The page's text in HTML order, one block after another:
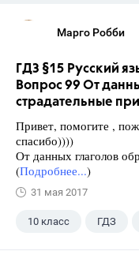
Марго Робби
ГДЗ §15 Русский
Вопрос 99 От
страдательные
Привет, помогите ,
спасибо))))
От данных глаголов
(Подробнее...)
31 мая 2017
10 класс ГДЗ